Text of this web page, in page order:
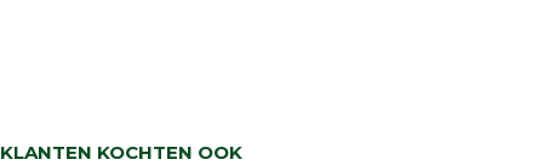
KLANTEN KOCHTEN OOK